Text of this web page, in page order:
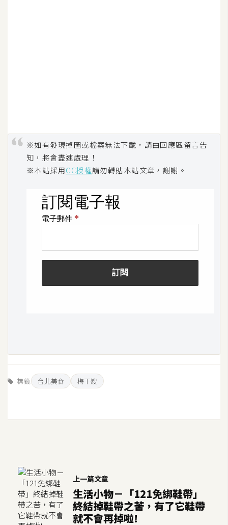
※如有發現掉圖或檔案無法下載，請由回應區留言告
知，將會盡速處理！
※本站採用CC授權請勿轉貼本站文章，謝謝。
標籤 台北美食 梅干嫂
上一篇文章
生活小物－「121免綁鞋帶」
終結掉鞋帶之苦，有了它鞋帶
就不會再掉啦!